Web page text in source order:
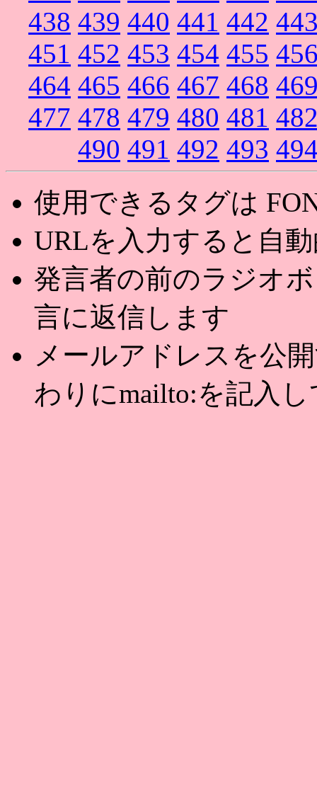
438 439 440 441 442
451 452 453 454 455
464 465 466 467 468
477 478 479 480 481
490 491 492 493
使用できるタグは
URLを入力すると自
発言者の前のラジオ
言に返信します
メールアドレスを公
わりにmailto:を記入